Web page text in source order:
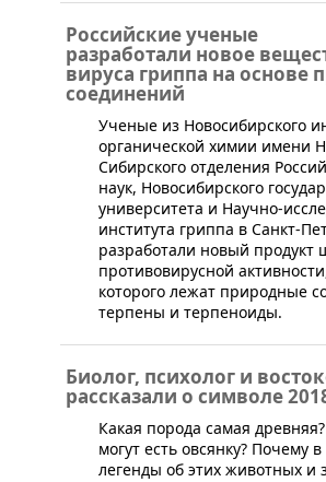
Российские ученые
разработали новое
вируса гриппа на основе
соединений
​Ученые из Новосибирского
органической химии имени
Сибирского отделения
наук, Новосибирского
университета и Научно-
института гриппа в Санкт-
разработали новый продукт
противовирусной
которого лежат природные
терпены и терпеноиды.
Биолог, психолог и
рассказали о символе
Какая порода самая
могут есть овсянку? Почему
легенды об этих животных и